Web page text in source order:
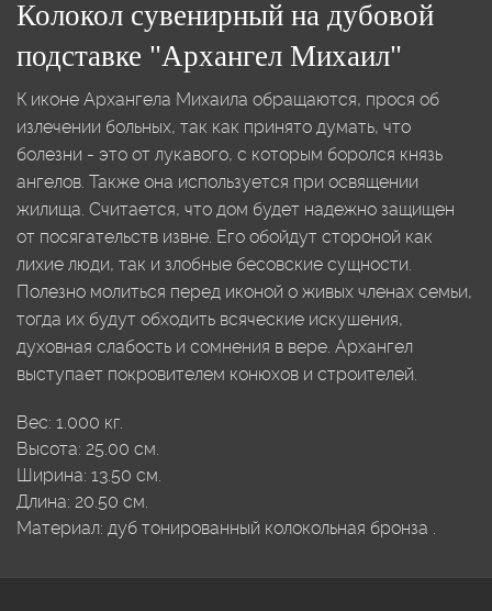
Колокол сувенирный на дубовой
подставке "Архангел Михаил"
К иконе Архангела Михаила обращаются, прося об
излечении больных, так как принято думать, что
болезни - это от лукавого, с которым боролся князь
ангелов. Также она используется при освящении
жилища. Считается, что дом будет надежно защищен
от посягательств извне. Его обойдут стороной как
лихие люди, так и злобные бесовские сущности.
Полезно молиться перед иконой о живых членах семьи,
тогда их будут обходить всяческие искушения,
духовная слабость и сомнения в вере. Архангел
выступает покровителем конюхов и строителей.
Вес: 1.000 кг.
Высота: 25.00 см.
Ширина: 13.50 см.
Длина: 20.50 см.
Материал: дуб тонированный колокольная бронза .